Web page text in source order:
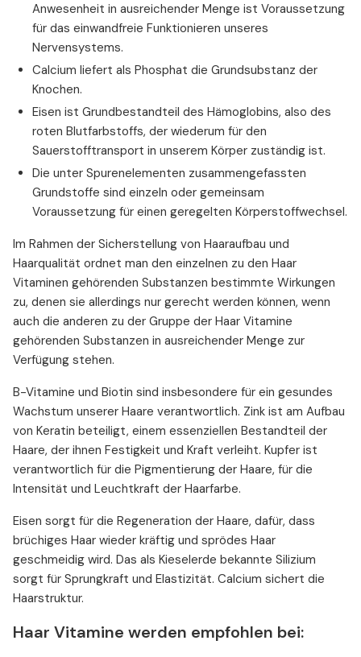
Anwesenheit in ausreichender Menge ist Voraussetzung
für das einwandfreie Funktionieren unseres
Nervensystems.
Calcium liefert als Phosphat die Grundsubstanz der
Knochen.
Eisen ist Grundbestandteil des Hämoglobins, also des
roten Blutfarbstoffs, der wiederum für den
Sauerstofftransport in unserem Körper zuständig ist.
Die unter Spurenelementen zusammengefassten
Grundstoffe sind einzeln oder gemeinsam
Voraussetzung für einen geregelten Körperstoffwechsel.
Im Rahmen der Sicherstellung von Haaraufbau und
Haarqualität ordnet man den einzelnen zu den Haar
Vitaminen gehörenden Substanzen bestimmte Wirkungen
zu, denen sie allerdings nur gerecht werden können, wenn
auch die anderen zu der Gruppe der Haar Vitamine
gehörenden Substanzen in ausreichender Menge zur
Verfügung stehen.
B-Vitamine und Biotin sind insbesondere für ein gesundes
Wachstum unserer Haare verantwortlich. Zink ist am Aufbau
von Keratin beteiligt, einem essenziellen Bestandteil der
Haare, der ihnen Festigkeit und Kraft verleiht. Kupfer ist
verantwortlich für die Pigmentierung der Haare, für die
Intensität und Leuchtkraft der Haarfarbe.
Eisen sorgt für die Regeneration der Haare, dafür, dass
brüchiges Haar wieder kräftig und sprödes Haar
geschmeidig wird. Das als Kieselerde bekannte Silizium
sorgt für Sprungkraft und Elastizität. Calcium sichert die
Haarstruktur.
Haar Vitamine werden empfohlen bei: